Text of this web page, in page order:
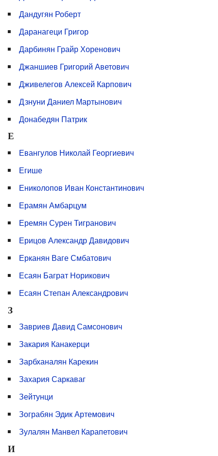
Дандугян Роберт
Даранагеци Григор
Дарбинян Грайр Хоренович
Джаншиев Григорий Аветович
Дживелегов Алексей Карпович
Дзнуни Даниел Мартынович
Донабедян Патрик
Е
Евангулов Николай Георгиевич
Егише
Ениколопов Иван Константинович
Ерамян Амбарцум
Еремян Сурен Тигранович
Ерицов Александр Давидович
Ерканян Ваге Смбатович
Есаян Баграт Норикович
Есаян Степан Александрович
З
Завриев Давид Самсонович
Закария Канакерци
Зарбханалян Карекин
Захария Саркаваг
Зейтунци
Зограбян Эдик Артемович
Зулалян Манвел Карапетович
И